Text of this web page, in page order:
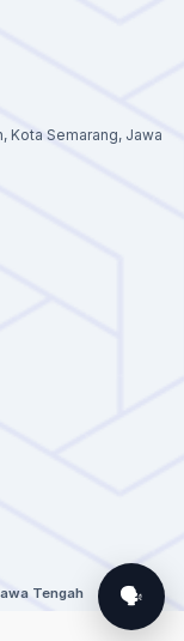
Kota Semarang, Jawa
Tengah 🗣️